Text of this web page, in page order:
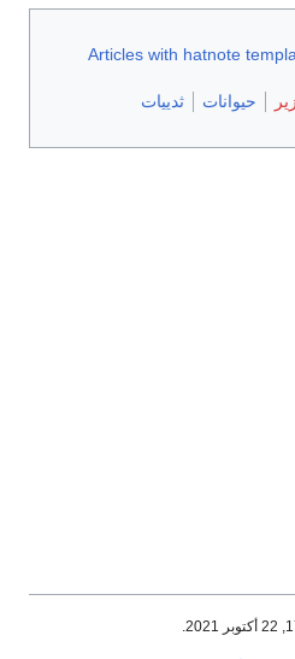
Articles with hatnote
حيوانات
ثدييات